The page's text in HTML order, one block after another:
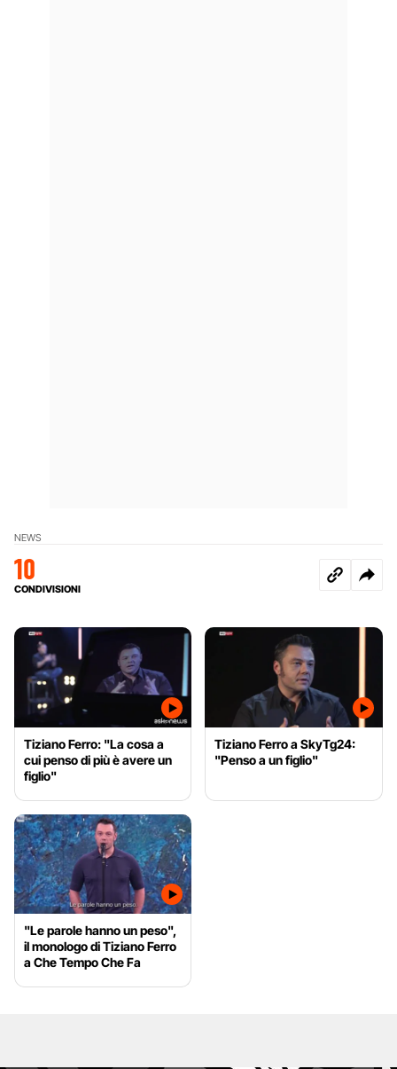
NEWS
10
CONDIVISIONI
Tiziano Ferro: "La cosa a
cui penso di più è avere un
figlio"
Tiziano Ferro a SkyTg24:
"Penso a un figlio"
"Le parole hanno un peso",
il monologo di Tiziano Ferro
a Che Tempo Che Fa